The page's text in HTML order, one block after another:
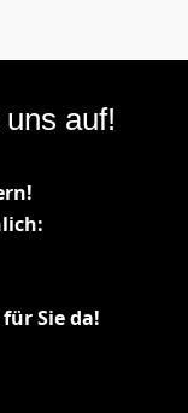
auf!
Sie da!